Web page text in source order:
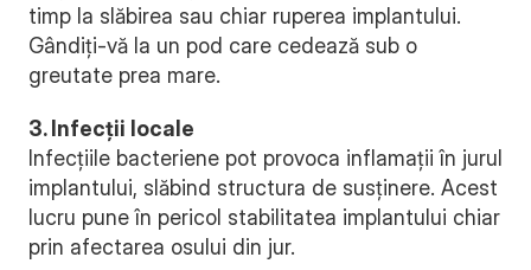
timp la slăbirea sau chiar ruperea implantului.
Gândiți-vă la un pod care cedează sub o
greutate prea mare.
3. Infecții locale
Infecțiile bacteriene pot provoca inflamații în jurul
implantului, slăbind structura de susținere. Acest
lucru pune în pericol stabilitatea implantului chiar
prin afectarea osului din jur.